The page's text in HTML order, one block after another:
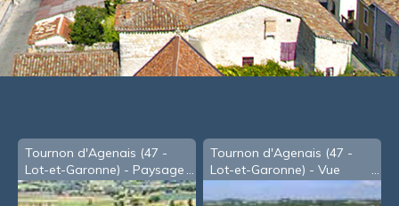
Tournon d'Agenais (47 -
Lot-et-Garonne) - Paysage
vu de la table d'orientation
Tournon d'Agenais (47 -
Lot-et-Garonne) - Vue